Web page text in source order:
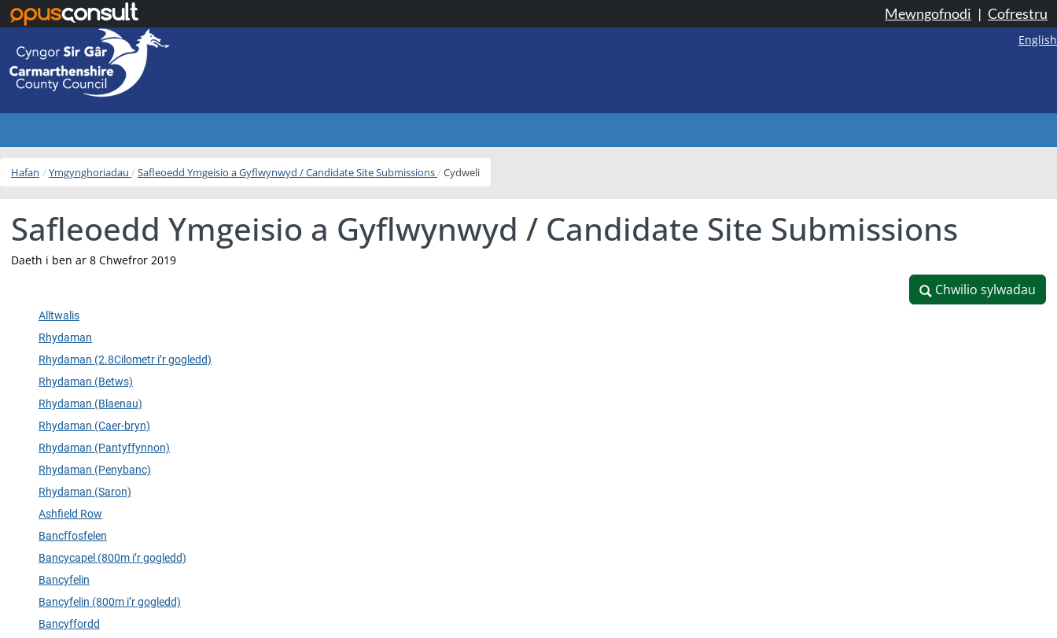
Mewngofnodi | Cofrestru
English
Hafan Ymgynghoriadau Safleoedd Ymgeisio a Gyflwynwyd / Candidate Site Submissions Cydweli
Safleoedd Ymgeisio a Gyflwynwyd / Candidate Site Submissions
Daeth i ben ar 8 Chwefror 2019
Chwilio sylwadau
Chwilio sylwadau
Alltwalis
Rhydaman
Rhydaman (2.8Cilometr i’r gogledd)
Rhydaman (Betws)
Rhydaman (Blaenau)
Rhydaman (Caer-bryn)
Rhydaman (Pantyffynnon)
Rhydaman (Penybanc)
Rhydaman (Saron)
Ashfield Row
Bancffosfelen
Bancycapel (800m i’r gogledd)
Bancyfelin
Bancyfelin (800m i’r gogledd)
Bancyffordd